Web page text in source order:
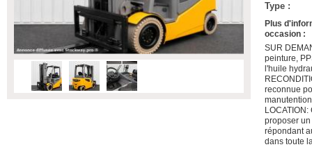
Type :
Plus
occasion :
SUR
peinture,
l'huile
reconnue
proposer
répondant
dans toute